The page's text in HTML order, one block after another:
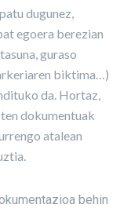
dugunez,
egoera berezian
guraso
biktima…)
da. Hortaz,
dokumentuak
atalean
behin